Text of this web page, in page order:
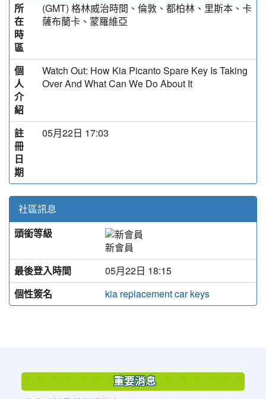
所
在
時
區
(GMT) 格林威治時間、倫敦、都柏林、里斯本、卡
薩布蘭卡、蒙羅維亞
個
人
介
紹
Watch Out: How Kia Picanto Spare Key Is Taking
Over And What Can We Do About It
註
冊
日
期
05月22日 17:03
社區訊息
頭銜等級
新會員
最後登入時間
05月22日 18:15
個性簽名
kia replacement car keys
重要消息